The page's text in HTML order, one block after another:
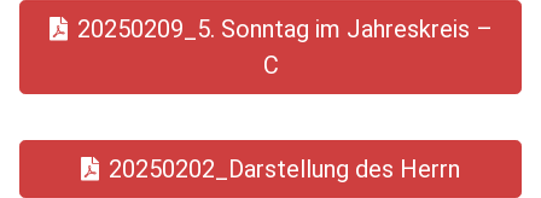
20250209_5. Sonntag im Jahreskreis –
C
20250202_Darstellung des Herrn